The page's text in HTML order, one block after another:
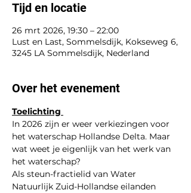
Tijd en locatie
26 mrt 2026, 19:30 – 22:00
Lust en Last, Sommelsdijk, Kokseweg 6,
3245 LA Sommelsdijk, Nederland
Over het evenement
Toelichting
In 2026 zijn er weer verkiezingen voor
het waterschap Hollandse Delta. Maar
wat weet je eigenlijk van het werk van
het waterschap?
Als steun-fractielid van Water
Natuurlijk Zuid-Hollandse eilanden